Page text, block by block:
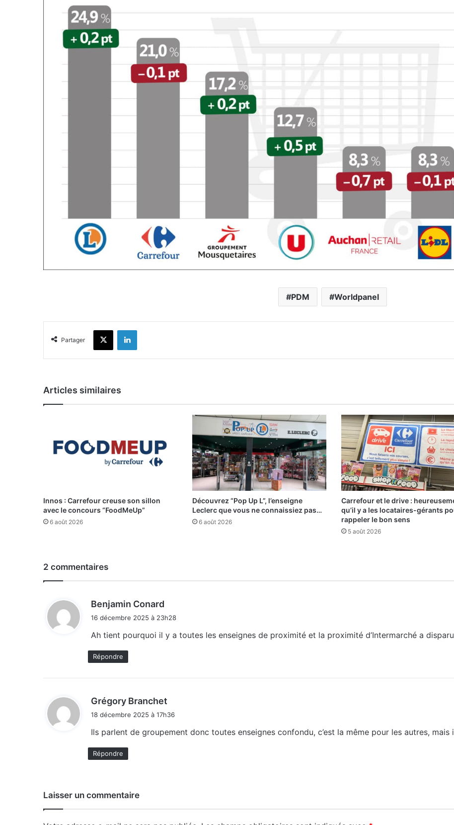
PDM Worldpanel
Partager
X Linkedin
Articles similaires
Innos : Carrefour creuse son sillon
avec le concours “FoodMeUp”
6 août 2026
Découvrez “Pop Up L”, l’enseigne
Leclerc que vous ne connaissiez pas…
6 août 2026
Carrefour et le drive :
qu’il y a les locataires-gérants
rappeler le bon sens
5 août 2026
2 commentaires
Benjamin Conard
16 décembre 2025 à 23h28
Ah tient pourquoi il y a toutes les enseignes de proximité et la proximité d’Intermarché a
Répondre
Grégory Branchet
18 décembre 2025 à 17h36
Ils parlent de groupement donc toutes enseignes confondu, c’est la même pour les autres,
Répondre
Laisser un commentaire